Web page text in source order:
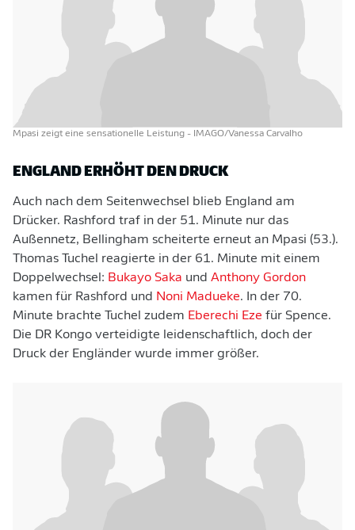
Mpasi zeigt eine sensationelle Leistung - IMAGO/Vanessa Carvalho
ENGLAND ERHÖHT DEN DRUCK
Auch nach dem Seitenwechsel blieb England am
Drücker. Rashford traf in der 51. Minute nur das
Außennetz, Bellingham scheiterte erneut an Mpasi (53.).
Thomas Tuchel reagierte in der 61. Minute mit einem
Doppelwechsel: Bukayo Saka und Anthony Gordon
kamen für Rashford und Noni Madueke. In der 70.
Minute brachte Tuchel zudem Eberechi Eze für Spence.
Die DR Kongo verteidigte leidenschaftlich, doch der
Druck der Engländer wurde immer größer.